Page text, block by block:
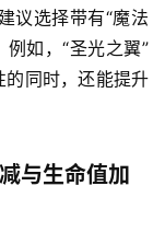
议选择带有“魔法
例如，“圣光之翼”
的同时，还能提升
与生命值加